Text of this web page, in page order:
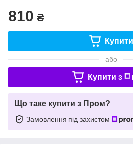
810 ₴
Купити
або
Купити з
Що таке купити з Пром?
Замовлення під захистом